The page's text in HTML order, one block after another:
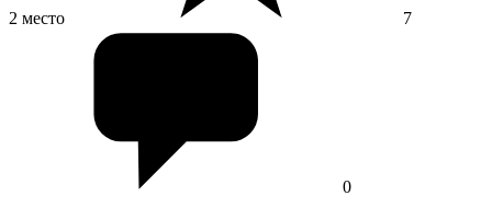
2 место 7
0